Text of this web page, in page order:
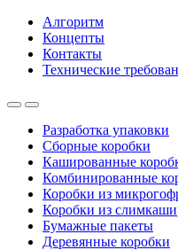
Алгоритм
Концепты
Контакты
Технические
Разработка упаковки
Сборные коробки
Кашированные
Комбинированные
Коробки из
Коробки из
Бумажные пакеты
Деревянные коробки